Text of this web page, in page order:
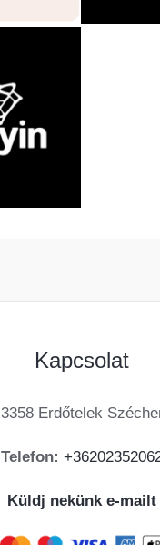
Kapcsolat
3358 Erdőtelek
Telefon:
Küldj nekünk e-mailt